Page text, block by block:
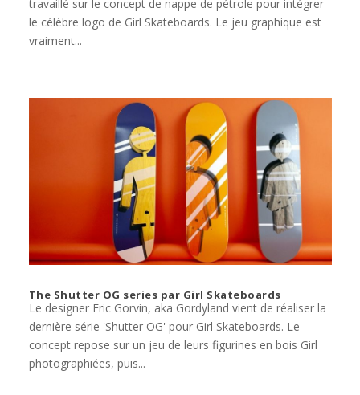
travaillé sur le concept de nappe de pétrole pour intégrer
le célèbre logo de Girl Skateboards. Le jeu graphique est
vraiment...
The Shutter OG series par Girl Skateboards
Le designer Eric Gorvin, aka Gordyland vient de réaliser la
dernière série 'Shutter OG' pour Girl Skateboards. Le
concept repose sur un jeu de leurs figurines en bois Girl
photographiées, puis...